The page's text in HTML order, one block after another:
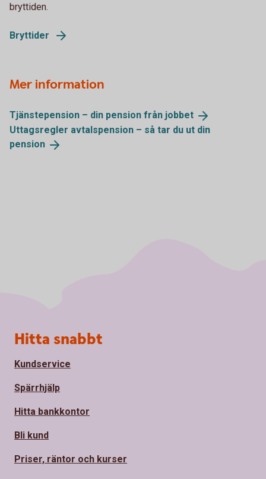
bryttiden.
Bryttider
Mer information
Tjänstepension – din pension från jobbet
Uttagsregler avtalspension – så tar du ut din
pension
Sidfot
Hitta snabbt
Kundservice
Spärrhjälp
Hitta bankkontor
Bli kund
Priser, räntor och kurser